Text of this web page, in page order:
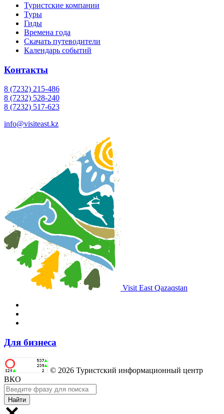
Туристские компании
Туры
Гиды
Времена года
Скачать путеводители
Календарь событий
Контакты
8 (7232) 215-486
8 (7232) 528-240
8 (7232) 517-623
info@visiteast.kz
Visit East Qazaqstan
Для бизнеса
© 2026 Туристский информационный центр
ВКО
Найти